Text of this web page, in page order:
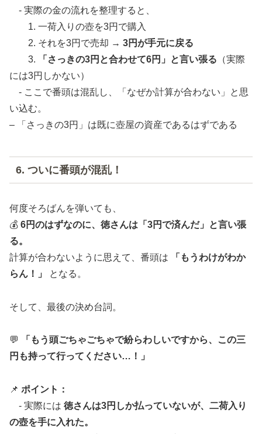
- 実際の金の流れを整理すると、
1. 一荷入りの壺を3円で購入
2. それを3円で売却 → 3円が手元に戻る
3.
「さっきの3円と合わせて6円」と言い張る （実際
には3円しかない）
- ここで番頭は混乱し、「なぜか計算が合わない」と思
い込む。
– 「さっきの3円」は既に壺屋の資産であるはずである
6. ついに番頭が混乱！
何度そろばんを弾いても、
💰 6円のはずなのに、徳さんは「3円で済んだ」と言い張
る。
計算が合わないように思えて、番頭は
「もうわけがわか
らん！」
となる。
そして、最後の決め台詞。
💬
「もう頭ごちゃごちゃで紛らわしいですから、この三
円も持って行ってください…！」
📌 ポイント：
- 実際には 徳さんは3円しか払っていないが、二荷入り
の壺を手に入れた。